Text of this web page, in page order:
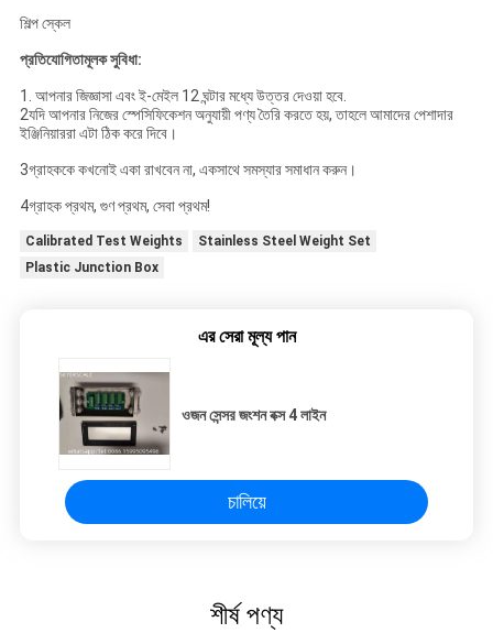
শিল্প স্কেল
প্রতিযোগিতামূলক সুবিধা:
1. আপনার জিজ্ঞাসা এবং ই-মেইল 12 ঘন্টার মধ্যে উত্তর দেওয়া হবে.
2যদি আপনার নিজের স্পেসিফিকেশন অনুযায়ী পণ্য তৈরি করতে হয়, তাহলে আমাদের পেশাদার
ইঞ্জিনিয়াররা এটা ঠিক করে দিবে।
3গ্রাহককে কখনোই একা রাখবেন না, একসাথে সমস্যার সমাধান করুন।
4গ্রাহক প্রথম, গুণ প্রথম, সেবা প্রথম!
Calibrated Test Weights
Stainless Steel Weight Set
Plastic Junction Box
এর সেরা মূল্য পান
ওজন সেন্সর জংশন বক্স 4 লাইন
চালিয়ে
শীর্ষ পণ্য